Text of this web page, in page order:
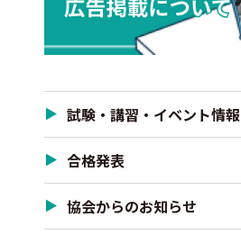
試験・講習・イベント情報
合格発表
協会からのお知らせ